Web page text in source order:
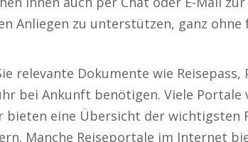
Anliegen zu unterstützen, ganz
relevante Dokumente wie Reisepass,
bei Ankunft benötigen. Viele Portale
eine Übersicht der wichtigsten
Manche Reiseportale im Internet